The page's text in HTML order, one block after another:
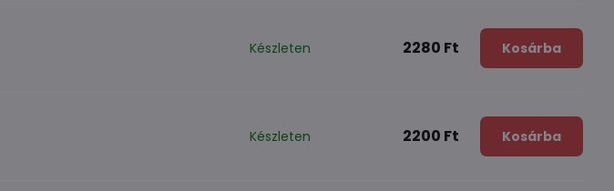
Készleten 2280 Ft Kosárba
Készleten 2200 Ft Kosárba